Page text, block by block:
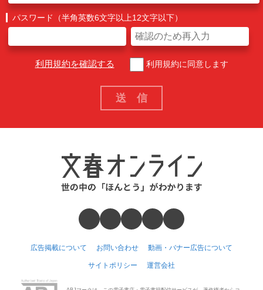
パスワード（半角英数6文字以上12文字以下）
利用規約を確認する 利用規約に同意します
広告掲載について お問い合わせ 動画・バナー広告について
サイトポリシー 運営会社